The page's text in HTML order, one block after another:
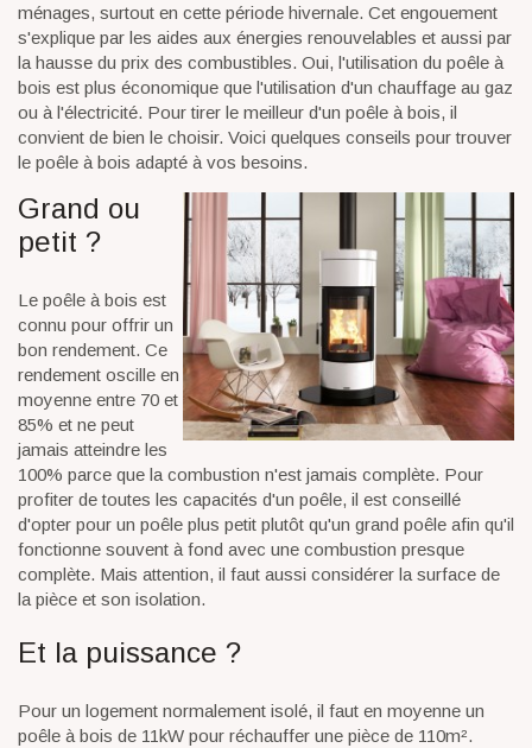
ménages, surtout en cette période hivernale. Cet engouement
s'explique par les aides aux énergies renouvelables et aussi par
la hausse du prix des combustibles. Oui, l'utilisation du poêle à
bois est plus économique que l'utilisation d'un chauffage au gaz
ou à l'électricité. Pour tirer le meilleur d'un poêle à bois, il
convient de bien le choisir. Voici quelques conseils pour trouver
le poêle à bois adapté à vos besoins.
Grand ou
petit ?
Le poêle à bois est
connu pour offrir un
bon rendement. Ce
rendement oscille en
moyenne entre 70 et
85% et ne peut
jamais atteindre les
100% parce que la combustion n'est jamais complète. Pour
profiter de toutes les capacités d'un poêle, il est conseillé
d'opter pour un poêle plus petit plutôt qu'un grand poêle afin qu'il
fonctionne souvent à fond avec une combustion presque
complète. Mais attention, il faut aussi considérer la surface de
la pièce et son isolation.
Et la puissance ?
Pour un logement normalement isolé, il faut en moyenne un
poêle à bois de 11kW pour réchauffer une pièce de 110m².